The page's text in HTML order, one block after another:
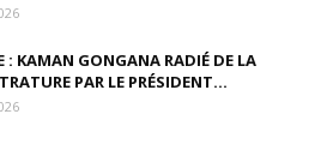
: KAMAN GONGANA RADIÉ DE LA
PAR LE PRÉSIDENT...